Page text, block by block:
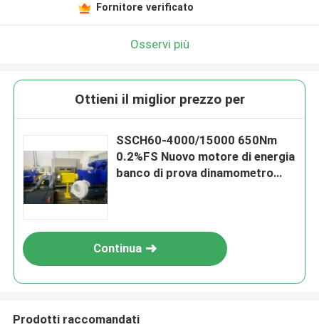
Fornitore verificato
Osservi più
Ottieni il miglior prezzo per
SSCH60-4000/15000 650Nm
0.2%FS Nuovo motore di energia
banco di prova dinamometro
Continua
Prodotti raccomandati